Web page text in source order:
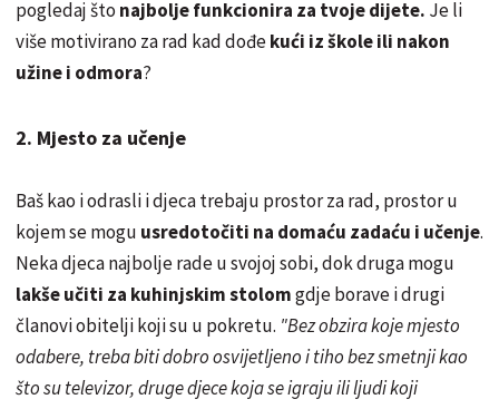
pogledaj što najbolje funkcionira za tvoje dijete. Je li
više motivirano za rad kad dođekući iz škole ili nakon
užine i odmora?
2. Mjesto za učenje
Baš kao i odrasli i djeca trebaju prostor za rad, prostor u
kojem se mogu usredotočiti na domaću zadaću i učenje.
Neka djeca najbolje rade u svojoj sobi, dok druga mogu
lakše učiti za kuhinjskim stolomgdje borave i drugi
članovi obitelji koji su u pokretu. "Bez obzira koje mjesto
odabere, treba biti dobro osvijetljeno i tiho bez smetnji kao
što su televizor, druge djece koja se igraju ili ljudi koji